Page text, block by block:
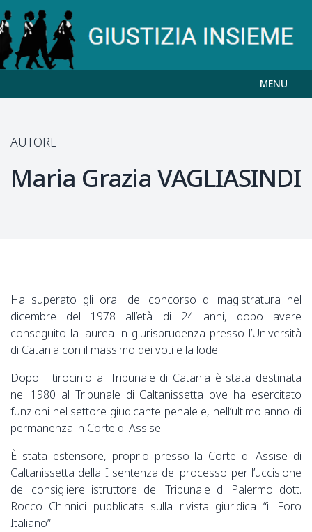
MENU
AUTORE
Maria Grazia VAGLIASINDI
Ha superato gli orali del concorso di magistratura nel
dicembre del 1978 all’età di 24 anni, dopo avere
conseguito la laurea in giurisprudenza presso l’Università
di Catania con il massimo dei voti e la lode.
Dopo il tirocinio al Tribunale di Catania è stata destinata
nel 1980 al Tribunale di Caltanissetta ove ha esercitato
funzioni nel settore giudicante penale e, nell’ultimo anno di
permanenza in Corte di Assise.
È stata estensore, proprio presso la Corte di Assise di
Caltanissetta della I sentenza del processo per l’uccisione
del consigliere istruttore del Tribunale di Palermo dott.
Rocco Chinnici pubblicata sulla rivista giuridica “il Foro
Italiano”.